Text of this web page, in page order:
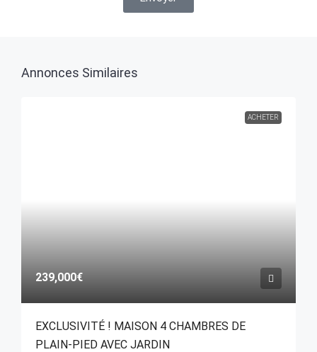
Annonces Similaires
ACHETER
239,000€
EXCLUSIVITÉ ! MAISON 4 CHAMBRES DE
PLAIN-PIED AVEC JARDIN